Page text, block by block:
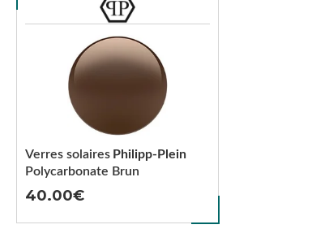
Polycarbonate Brun
Verres solaires Philipp-Plein
40.00